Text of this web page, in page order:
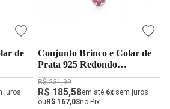
de
juros
Conjunto Brinco e Colar de
Prata 925 Redondo
Cravejado Cereja
R$ 231,99
R$ 185,58em até 6x sem juros
ou R$ 167,03no Pix